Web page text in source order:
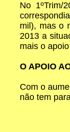
No 1ºTrim/
mil), mas o
2013 a
mais o
O APOIO
Com o
não tem